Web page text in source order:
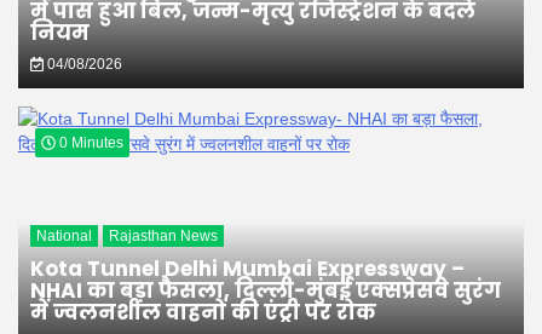
में पास हुआ बिल, जन्म-मृत्यु रजिस्ट्रेशन के बदले
नियम
04/08/2026
0 Minutes
National Rajasthan News
Kota Tunnel Delhi Mumbai Expressway –
NHAI का बड़ा फैसला, दिल्ली-मुंबई एक्सप्रेसवे सुरंग
में ज्वलनशील वाहनों की एंट्री पर रोक